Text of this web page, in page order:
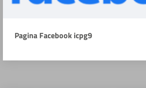
Pagina Facebook icpg9